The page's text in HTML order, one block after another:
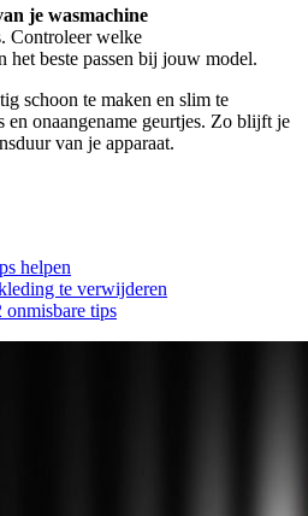
je wasmachine
Controleer welke
het beste passen bij jouw model.
schoon te maken en slim te
onaangename geurtjes. Zo blijft je
van je apparaat.
helpen
te verwijderen
onmisbare tips